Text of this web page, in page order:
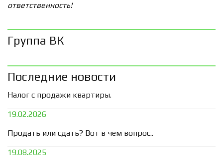
ответственность!
Группа ВК
Последние новости
Налог с продажи квартиры.
19.02.2026
Продать или сдать? Вот в чем вопрос..
19.08.2025